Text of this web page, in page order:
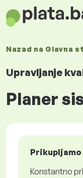
Nazad na Glavna
Upravljanje
Planer
Konstantno